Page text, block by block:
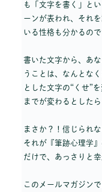
も「文字を書く」と
ーンが表われ、それ
いる性格も分かるので
書いた文字から、あ
うことは、なんとな
とした文字の“くせ”
までが変わるとしたら
まさか？！信じられ
それが『筆跡心理学
だけで、あっさりと
このメールマガジン